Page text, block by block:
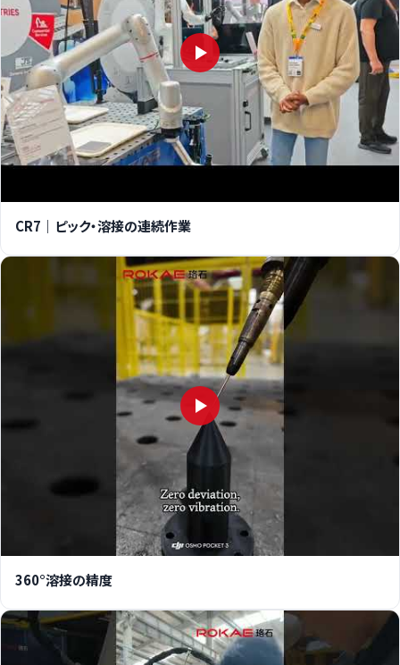
CR7｜ピック・溶接の連続作業
360°溶接の精度